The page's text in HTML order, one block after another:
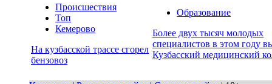
Происшествия
Топ
Кемерово
На кузбасской трассе сгорел
бензовоз
Образование
Более двух тысяч молодых
специалистов в этом году
Кузбасский медицинский